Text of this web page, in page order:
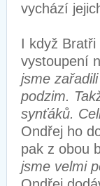
vychází
I když
vystoupení
jsme
podzim.
synťáků.
Ondřej ho
pak z obou
jsme velmi